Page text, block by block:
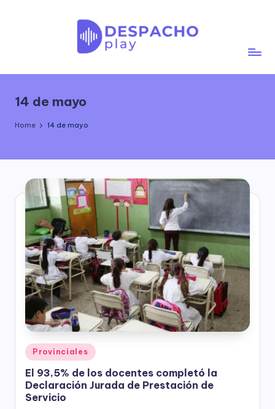
s
p
h
o
P
l
a
y
14 de mayo
Home 14 de mayo
Posted
in
Provinciales
El 93,5% de los docentes completó la
Declaración Jurada de Prestación de
Servicio